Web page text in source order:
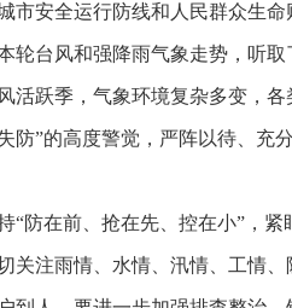
市安全运行防线和人民群众生命
轮台风和强降雨气象走势，听
活跃季，气象环境复杂多变，
防”的高度警觉，严阵以待、充
“防在前、抢在先、控在小”，
关注雨情、水情、汛情、工情